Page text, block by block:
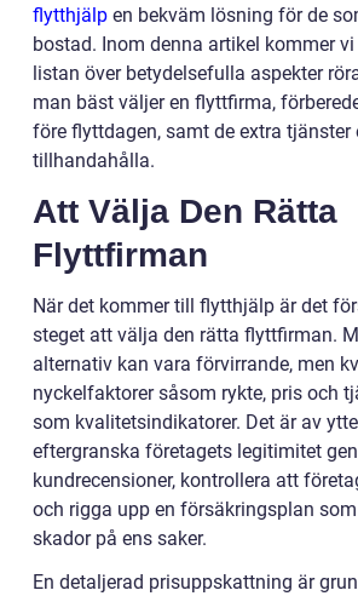
flytthjälp en bekväm lösning för de
bostad. Inom denna artikel kommer
listan över betydelsefulla aspekter
man bäst väljer en flyttfirma,
före flyttdagen, samt de extra
tillhandahålla.
Att Välja Den Rätta
Flyttfirman
När det kommer till flytthjälp är det
steget att välja den rätta flyttfirman.
alternativ kan vara förvirrande, men
nyckelfaktorer såsom rykte, pris och
som kvalitetsindikatorer. Det är av
eftergranska företagets legitimitet
kundrecensioner, kontrollera att
och rigga upp en försäkringsplan
skador på ens saker.
En detaljerad prisuppskattning är